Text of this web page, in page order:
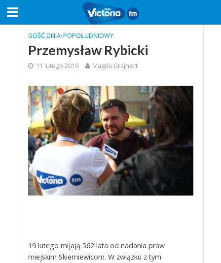
GOŚĆ DNIA•POPOŁUDNIOWY
Przemysław Rybicki
11 lutego 2019 Magda Grajnert
19 lutego mijają 562 lata od nadania praw
miejskim Skierniewicom. W związku z tym